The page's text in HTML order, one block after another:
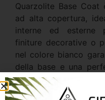
Quarzolite Base
ad alta copertura,
interne ed esterne
finiture decorative o
nel colore bianco
della base e una
applicativo.